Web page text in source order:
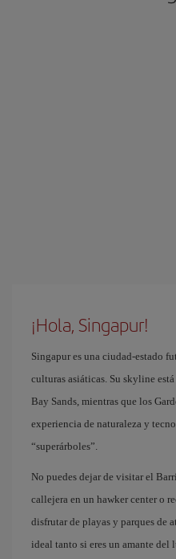
¡Hola, Singapur!
Singapur es una ciudad-estado
culturas asiáticas. Su skyline
Bay Sands, mientras que los
experiencia de naturaleza y
“superárboles”.
No puedes dejar de visitar el
callejera en un hawker center o
disfrutar de playas y parques de
ideal tanto si eres un amante del